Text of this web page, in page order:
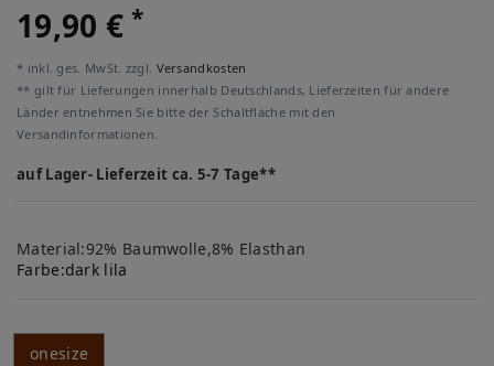
19,90 €*
* inkl. ges. MwSt. zzgl. Versandkosten
** gilt für Lieferungen innerhalb Deutschlands, Lieferzeiten für andere
Länder entnehmen Sie bitte der Schaltfläche mit den
Versandinformationen.
auf Lager- Lieferzeit ca. 5-7 Tage**
Material:92% Baumwolle,8% Elasthan
Farbe:dark lila
onesize